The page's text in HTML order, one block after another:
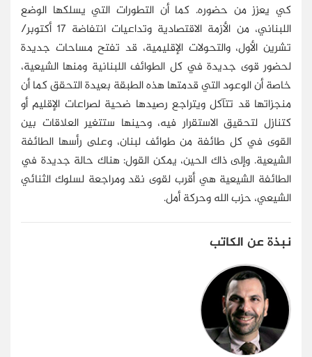
كي يعزز من حضوره. كما أن التطورات التي يسلكها الوضع
اللبناني، من الأزمة الاقتصادية وتداعيات انتفاضة 17 أكتوبر/
تشرين الأول، والتحولات الإقليمية، قد تفتح مساحات جديدة
لحضور قوى جديدة في كل الطوائف اللبنانية ومنها الشيعية،
خاصة أن الوعود التي قدمتها هذه الطبقة بعيدة التحقق كما أن
منجزاتها قد تتآكل ويتراجع رصيدها ضحية لصراعات الإقليم أو
كتنازل لتحقيق الاستقرار فيه، وحينها ستتغير العلاقات بين
القوى في كل طائفة من طوائف لبنان، وعلى رأسها الطائفة
الشيعية. وإلى ذاك الحين، يمكن القول: هناك حالة جديدة في
الطائفة الشيعية هي أقرب لقوى نقد ومراجعة لسلوك الثنائي
الشيعي، حزب الله وحركة أمل.
نبذة عن الكاتب